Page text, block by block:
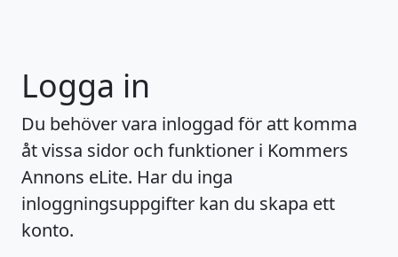
Logga in
Du behöver vara inloggad för att komma
åt vissa sidor och funktioner i Kommers
Annons eLite. Har du inga
inloggningsuppgifter kan du skapa ett
konto.